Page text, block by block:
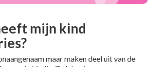
mijn kind
maar maken deel uit van de